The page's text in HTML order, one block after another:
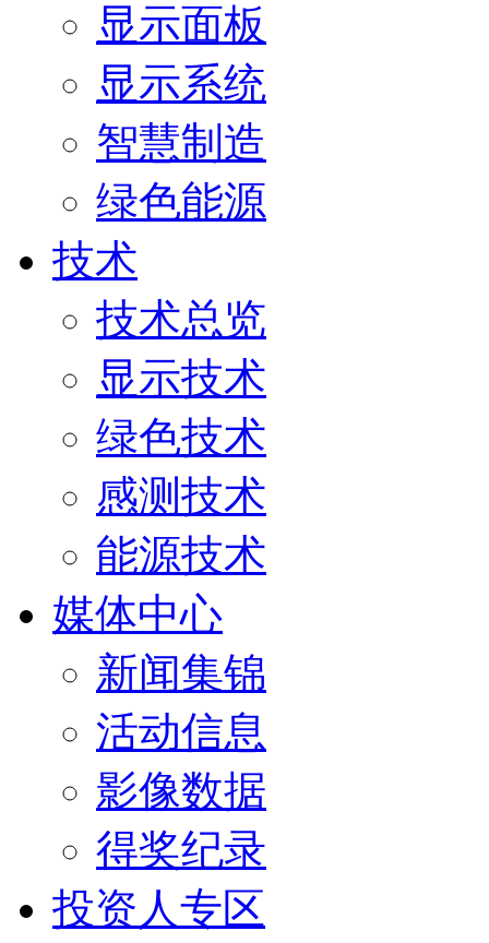
显示面板
显示系统
智慧制造
绿色能源
技术
技术总览
显示技术
绿色技术
感测技术
能源技术
媒体中心
新闻集锦
活动信息
影像数据
得奖纪录
投资人专区